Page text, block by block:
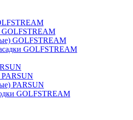
GOLFSTREAM
GOLFSTREAM
GOLFSTREAM
PARSUN
GOLFSTREAM